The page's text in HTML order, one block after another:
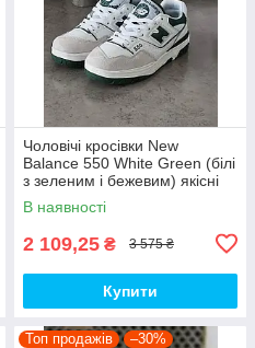
Чоловічі кросівки New
Balance 550 White Green (білі
з зеленим і бежевим) якісні
модні кроси NB020 топ
В наявності
2 109,25 ₴ 3 575 ₴
Купити
Топ продажів –30%